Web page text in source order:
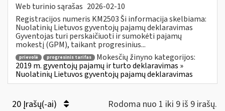
Web turinio sąrašas 2026-02-10
Registracijos numeris KM2503 Ši informacija skelbiama:
Nuolatinių Lietuvos gyventojų pajamų deklaravimas
Gyventojas turi perskaičiuoti ir sumokėti pajamų
mokestį (GPM), taikant progresinius...
prievolė progresinis tarifas
Mokesčių žinyno kategorijos:
2019 m. gyventojų pajamų ir turto deklaravimas »
Nuolatinių Lietuvos gyventojų pajamų deklaravimas
20 Įrašų(-ai) Rodoma nuo 1 iki 9 iš 9 irašų.